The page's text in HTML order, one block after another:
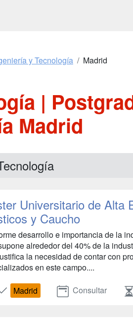
y Tecnología Madrid
|
Madrid
Universitario de Alta
y Caucho
desarrollo e importancia de la
alrededor del 40% de la
la necesidad de contar con
en este campo....
Madrid Consultar